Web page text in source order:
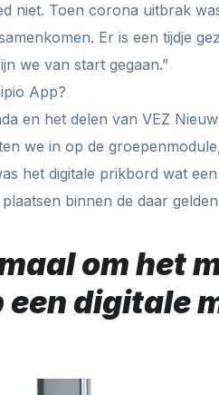
niet. Toen corona uitbrak
Er is een tijdje
we van start gegaan.”
App?
en het delen van VEZ
we in op de
het digitale prikbord wat
binnen de daar
om het
digitale